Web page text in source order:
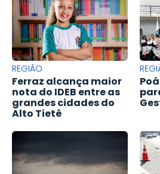
REGIÃO
Ferraz alcança maior
nota do IDEB entre as
grandes cidades do
Alto Tietê